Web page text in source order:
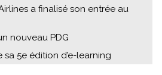
a finalisé son entrée au
nouveau PDG
sa 5e édition d’e-learning